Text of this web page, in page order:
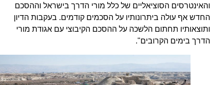
והאינטרסים הסוציאליים של כלל מורי הדרך בישראל וההסכם
החדש אף עולה ביתרונותיו על הסכמים קודמים. בעקבות הדיון
ותוצאותיו תחתום הלשכה על ההסכם הקיבוצי עם אגודת מורי
הדרך בימים הקרובים".